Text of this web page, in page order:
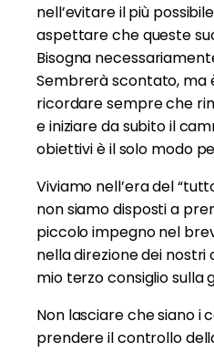
nell’evitare il più
aspettare che queste
Bisogna
Sembrerà scontato, ma
ricordare sempre che
e iniziare da subito il
obiettivi è il solo modo
Viviamo nell’era del
non siamo disposti a
piccolo impegno nel
nella direzione dei nostri
mio terzo consiglio sulla
Non lasciare che siano i
prendere il controllo